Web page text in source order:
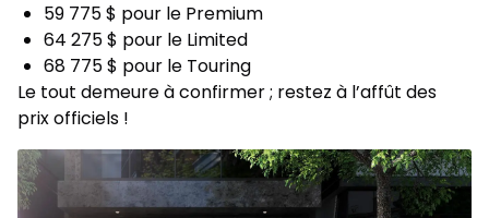
59 775 $ pour le Premium
64 275 $ pour le Limited
68 775 $ pour le Touring
Le tout demeure à confirmer ; restez à l’affût des
prix officiels !